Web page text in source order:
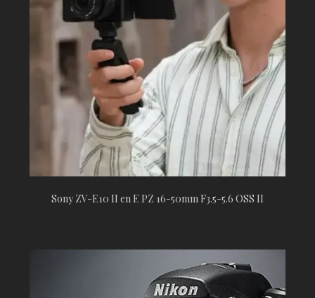
Sony ZV-E10 II en E PZ 16-50mm F3.5-5.6 OSS II